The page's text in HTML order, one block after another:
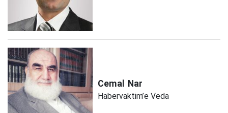
Cemal Nar
Habervaktim’e Veda